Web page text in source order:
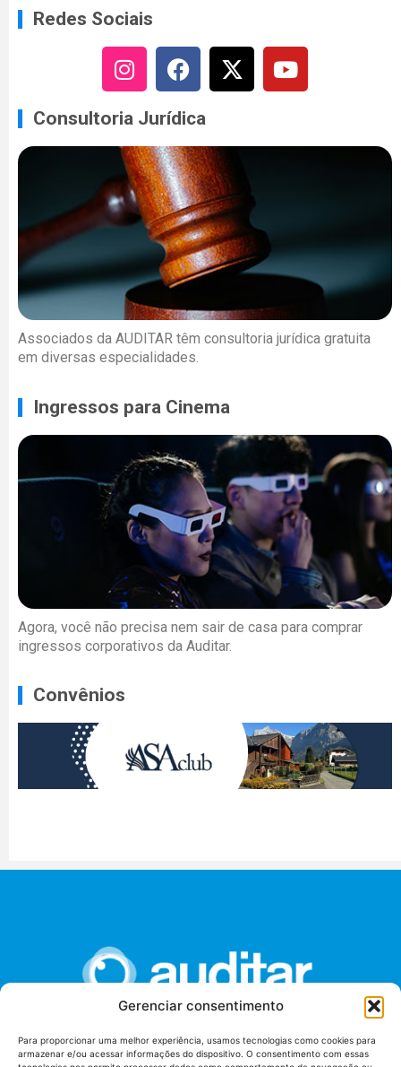
Gerenciar consentimento
Para proporcionar uma melhor experiência, usamos tecnologias como cookies para
armazenar e/ou acessar informações do dispositivo. O consentimento com essas
Redes Sociais
Consultoria Jurídica
Associados da AUDITAR têm consultoria jurídica gratuita
em diversas especialidades.
Ingressos para Cinema
Agora, você não precisa nem sair de casa para comprar
ingressos corporativos da Auditar.
Convênios
União dos Auditores Federais de Controle Externo -